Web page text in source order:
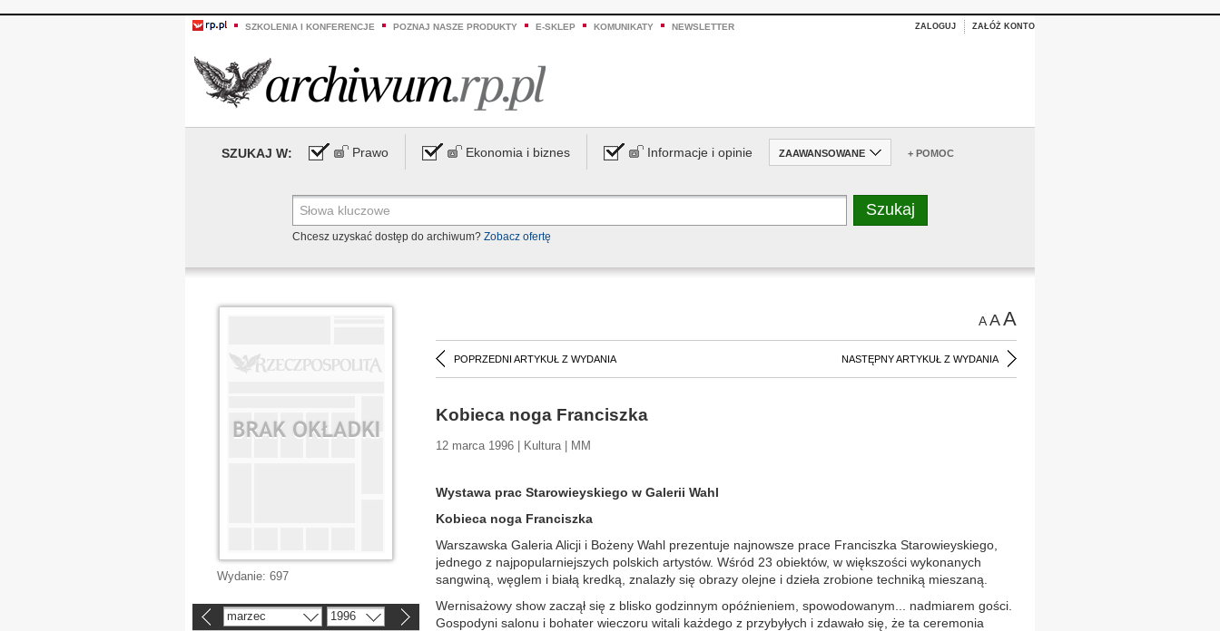
SZKOLENIA I KONFERENCJE POZNAJ NASZE PRODUKTY E-SKLEP KOMUNIKATY NEWSLETTER ZALOGUJ ZAŁÓŻ KONTO
SZUKAJ W: Prawo Ekonomia i biznes Informacje i opinie ZAAWANSOWANE + POMOC
Chcesz uzyskać dostęp do archiwum? Zobacz ofertę
AAA
POPRZEDNI ARTYKUŁ Z WYDANIA NASTĘPNY ARTYKUŁ Z WYDANIA
Kobieca noga Franciszka
12 marca 1996 | Kultura | MM
Wystawa prac Starowieyskiego w Galerii Wahl
Kobieca noga Franciszka
Warszawska Galeria Alicji i Bożeny Wahl prezentuje najnowsze prace Franciszka Starowieyskiego,
jednego z najpopularniejszych polskich artystów. Wśród 23 obiektów, w większości wykonanych
sangwiną, węglem i białą kredką, znalazły się obrazy olejne i dzieła zrobione techniką mieszaną.
Wernisażowy show zaczął się z blisko godzinnym opóźnieniem, spowodowanym... nadmiarem gości.
Gospodyni salonu i bohater wieczoru witali każdego z przybyłych i zdawało się, że ta ceremonia
Wydanie: 697
marzec 1996